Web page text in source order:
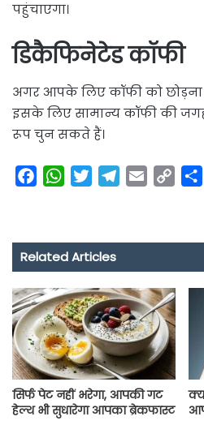
पहुंचाएगा।
डिकैफिनेटेड कॉफी
अगर आपके लिए कॉफी को छोड़ना
इसके लिए सामान्य कॉफी की
रूप चुन सकते हैं।
e
b
o
k
W
t
s
p
p
t
t
r
e
a
m
i
y
n
k
Related Articles
सिर्फ पेट नहीं भरेगा, आपकी गट
हेल्थ भी सुधारेगा आपका ब्रेकफास्ट